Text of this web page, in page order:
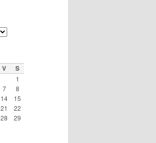
V S
1
7
8
14
15
21
22
28
29